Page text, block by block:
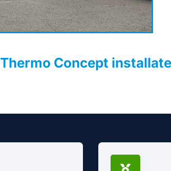
Thermo Concept